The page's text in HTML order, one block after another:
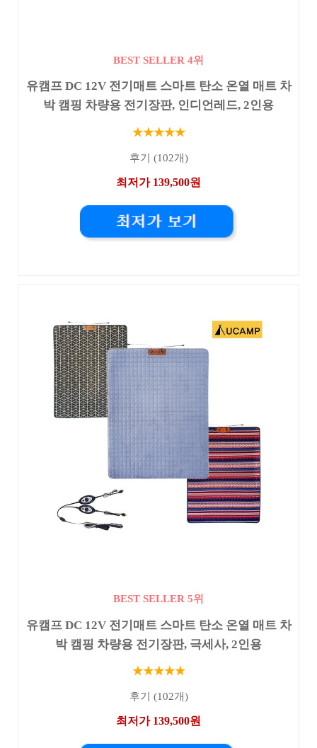
BEST SELLER 4위
유캠프 DC 12V 전기매트 스마트 탄소 온열 매트 차
박 캠핑 차량용 전기장판, 인디언레드, 2인용
★★★★★
후기 (102개)
최저가 139,500원
BEST SELLER 5위
유캠프 DC 12V 전기매트 스마트 탄소 온열 매트 차
박 캠핑 차량용 전기장판, 극세사, 2인용
★★★★★
후기 (102개)
최저가 139,500원